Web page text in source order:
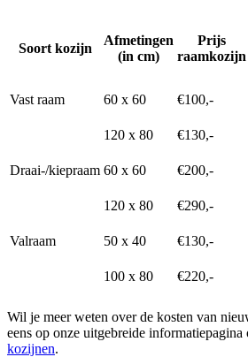
Soort kozijn
Afmetingen
(in cm)
Prijs
raamkozijn
Vast raam 60 x 60 €100,-
120 x 80 €130,-
Draai-/kiepraam 60 x 60 €200,-
120 x 80 €290,-
Valraam 50 x 40 €130,-
100 x 80 €220,-
Wil je meer weten over de kosten van
eens op onze uitgebreide informatiepagina
kozijnen.